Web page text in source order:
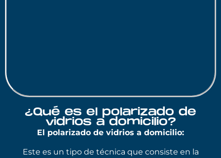
¿Qué es el polarizado de
vidrios a domicilio?
El polarizado de vidrios a domicilio:
Este es un tipo de técnica que consiste en la